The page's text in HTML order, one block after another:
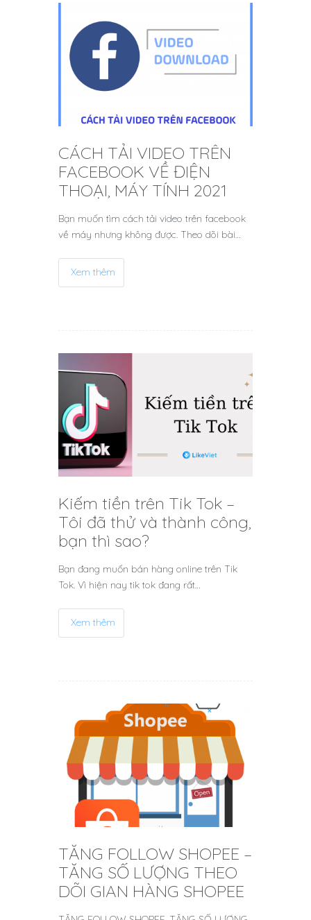
CÁCH TẢI VIDEO TRÊN
FACEBOOK VỀ ĐIỆN
THOẠI, MÁY TÍNH 2021
Bạn muốn tìm cách tải video trên facebook
về máy nhưng không được. Theo dõi bài…
Xem thêm
Kiếm tiền trên Tik Tok –
Tôi đã thử và thành công,
bạn thì sao?
Bạn đang muốn bán hàng online trên Tik
Tok. Vì hiện nay tik tok đang rất…
Xem thêm
TĂNG FOLLOW SHOPEE –
TĂNG SỐ LƯỢNG THEO
DÕI GIAN HÀNG SHOPEE